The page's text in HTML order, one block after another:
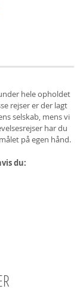
hele opholdet
rejser er der lagt
selskab, mens vi
har du
på egen hånd.
du: